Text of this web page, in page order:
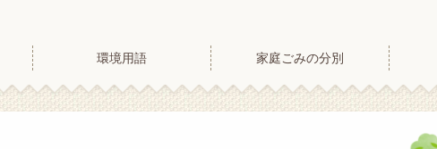
環境用語 家庭ごみの分別